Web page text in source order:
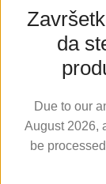
da
Due to our
August 2026,
be